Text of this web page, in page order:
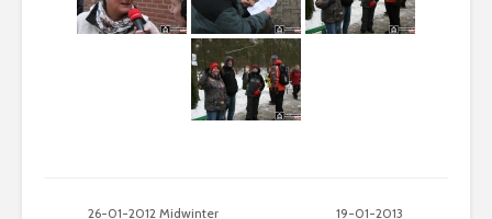
26-01-2012 Midwinter 19-01-2013